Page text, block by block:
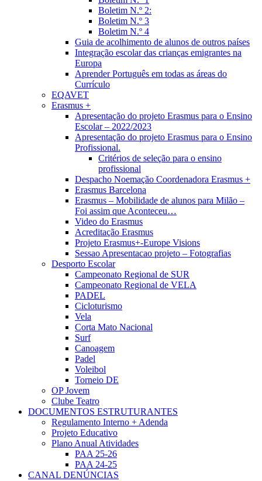
Boletim N.º 2:
Boletim N.º 3
Boletim N.º 4
Guia de acolhimento de alunos de outros países
Integração escolar das crianças emigrantes na
Europa
Aprender Português em todas as áreas do
Currículo
EQAVET
Erasmus +
Apresentação do projeto Erasmus para o Ensino
Escolar – 2022/2023
Apresentação do projeto Erasmus para o Ensino
Profissional.
Critérios de seleção para o ensino
profissional
Despacho Noemação Coordenadora Erasmus +
Erasmus Barcelona
Erasmus – Mobilidade de alunos para Milão –
Foi assim que Aconteceu…
Video do Erasmus
Acreditação Erasmus
Projeto Erasmus+-Europe Visions
Sessao Apresentacao projeto – Fotografias
Desporto Escolar
Campeonato Regional de SUR
Campeonato Regional de VELA
PADEL
Cicloturismo
Vela
Corta Mato Nacional
Surf
Canoagem
Padel
Voleibol
Torneio DE
OP Jovem
Clube Teatro
DOCUMENTOS ESTRUTURANTES
Regulamento Interno + Adenda
Projeto Educativo
Plano Anual Atividades
PAA 25-26
PAA 24-25
CANAL DENÚNCIAS